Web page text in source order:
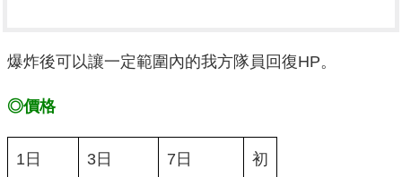
爆炸後可以讓一定範圍內的我方隊員回復HP。
◎價格
1日 3日 7日
初